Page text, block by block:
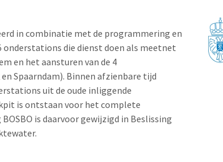
in combinatie met de programmering en
die dienst doen als meetnet
en het aansturen van de 4
Spaarndam). Binnen afzienbare tijd
uit de oude inliggende
is ontstaan voor het complete
is daarvoor gewijzigd in Beslissing